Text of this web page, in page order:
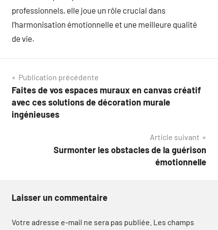
professionnels, elle joue un rôle crucial dans
l’harmonisation émotionnelle et une meilleure qualité
de vie.
Navigation
de
l’article
Publication précédente
Faites de vos espaces muraux en canvas créatif
avec ces solutions de décoration murale
ingénieuses
Article suivant
Surmonter les obstacles de la guérison
émotionnelle
Laisser un commentaire
Votre adresse e-mail ne sera pas publiée. Les champs